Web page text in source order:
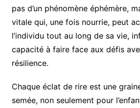
pas d’un phénomène éphémère,
vitale qui, une fois nourrie, peut
l’individu tout au long de sa vie,
capacité à faire face aux défis
résilience.
Chaque éclat de rire est une
semée, non seulement pour